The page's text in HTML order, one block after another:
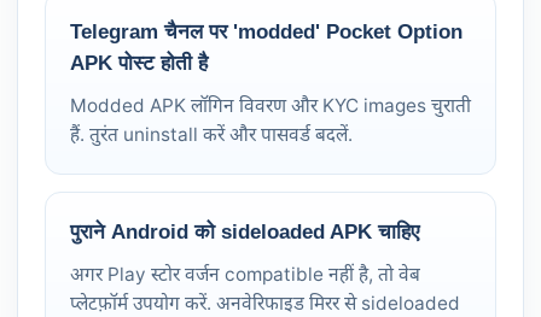
Telegram चैनल पर 'modded' Pocket Option
APK पोस्ट होती है
Modded APK लॉगिन विवरण और KYC images चुराती
हैं. तुरंत uninstall करें और पासवर्ड बदलें.
पुराने Android को sideloaded APK चाहिए
अगर Play स्टोर वर्जन compatible नहीं है, तो वेब
प्लेटफ़ॉर्म उपयोग करें. अनवेरिफाइड मिरर से sideloaded